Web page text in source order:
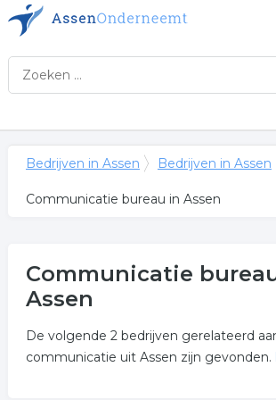
Bedrijven in Assen Bedrijven in Assen
Communicatie bureau in Assen
Communicatie
Assen
De volgende 2 bedrijven gerelateerd
communicatie uit Assen zijn gevonden.